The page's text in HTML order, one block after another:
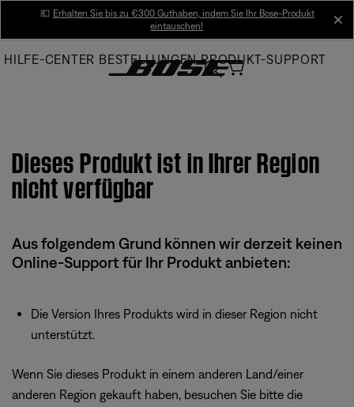
Main
💶 Erhalten Sie bis zu €300 Guthaben, indem Sie Ihr Bose-Produkt
eintauschen!
HILFE-CENTER BESTELLUNGEN PRODUKT-SUPPORT
Dieses Produkt ist in Ihrer Region
nicht verfügbar
Aus folgendem Grund können wir derzeit keinen
Online-Support für Ihr Produkt anbieten:
Die Version Ihres Produkts wird in dieser Region nicht
unterstützt.
Wenn Sie dieses Produkt in einem anderen Land/einer
anderen Region gekauft haben, besuchen Sie bitte die